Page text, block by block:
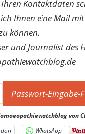
Kontaktdaten
Ihnen eine Mail
können.
und Journalist
von
WhatsApp